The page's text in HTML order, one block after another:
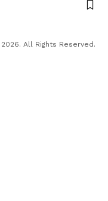
All Rights Reserved.